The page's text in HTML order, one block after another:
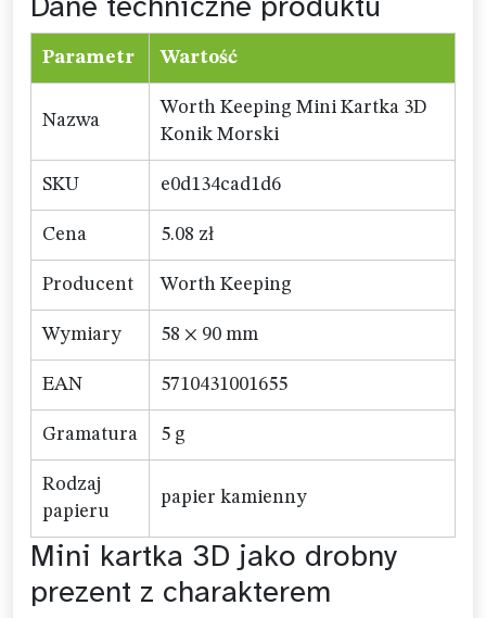
Parametr Wartość
Nazwa
Worth Keeping Mini Kartka 3D
Konik Morski
SKU e0d134cad1d6
Cena 5.08 zł
Producent Worth Keeping
Wymiary 58 × 90 mm
EAN 5710431001655
Gramatura 5 g
Rodzaj
papieru
papier kamienny
Mini kartka 3D jako drobny
prezent z charakterem